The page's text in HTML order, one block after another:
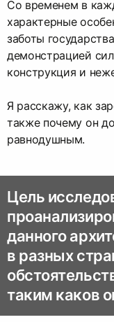
Со временем в
характерные
заботы
демонстрацией
конструкция и
Я расскажу, как
также почему он
равнодушным.
Цель
данного
в разных
таким каков